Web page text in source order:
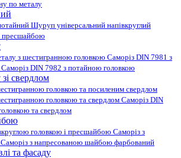
по металу
Шуруп універсальний напівкруглий
пресшайбою
з шестигранною головкою Саморіз DIN 7981 з
Саморіз DIN 7982 з потайною головкою
свердлом
головкою та посиленим свердлом
головкою та свердлом Саморіз DIN
та свердлом
головкою і пресшайбою Саморіз з
Саморіз з напресованою шайбою фарбований
та фасаду